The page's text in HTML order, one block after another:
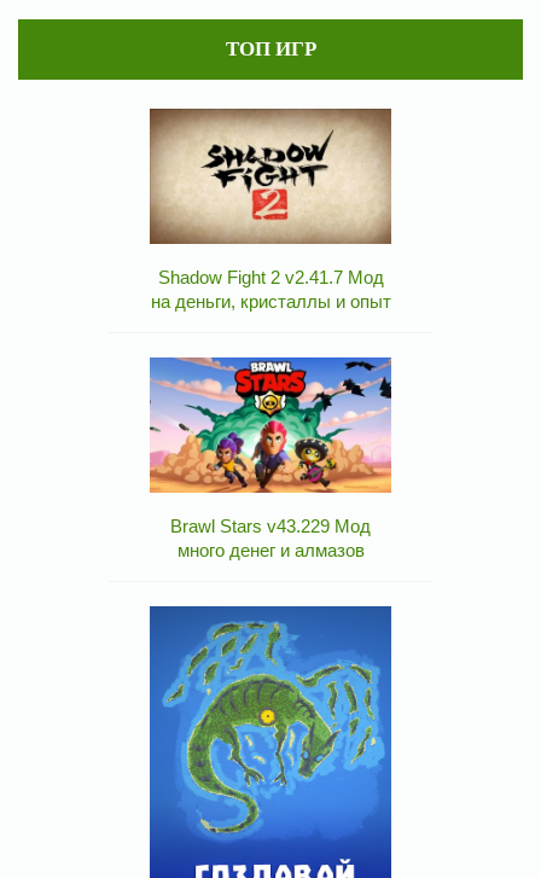
ТОП ИГР
Shadow Fight 2 v2.41.7 Мод
на деньги, кристаллы и опыт
Brawl Stars v43.229 Мод
много денег и алмазов